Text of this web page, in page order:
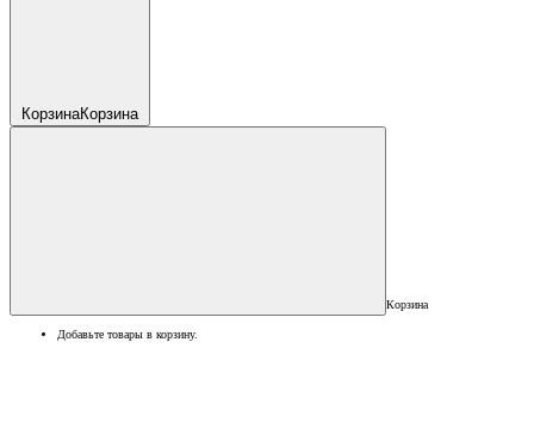
КорзинаКорзина
Корзина
Добавьте товары в корзину.